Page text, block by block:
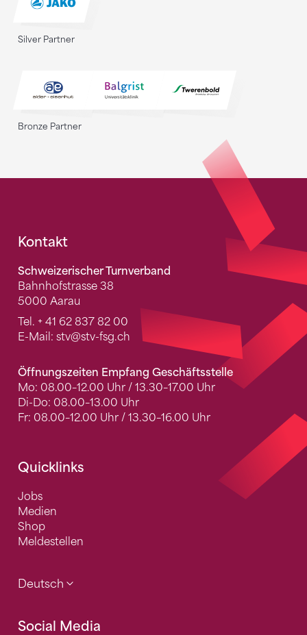
Silver Partner
Bronze Partner
Fusszeile
Kontakt
Schweizerischer Turnverband
Bahnhofstrasse 38
5000 Aarau
Tel. + 41 62 837 82 00
E-Mail: stv@stv-fsg.ch
Öffnungszeiten Empfang Geschäftsstelle
Mo: 08.00–12.00 Uhr / 13.30–17.00 Uhr
Di-Do: 08.00–13.00 Uhr
Fr: 08.00–12.00 Uhr / 13.30–16.00 Uhr
Quicklinks
Jobs
Medien
Shop
Meldestellen
Deutsch
Social Media